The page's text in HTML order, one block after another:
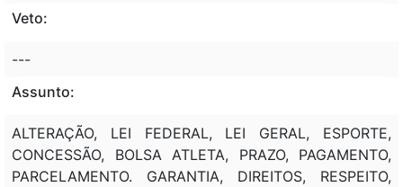
Veto:
---
Assunto:
ALTERAÇÃO, LEI FEDERAL, LEI GERAL, ESPORTE,
CONCESSÃO, BOLSA ATLETA, PRAZO, PAGAMENTO,
PARCELAMENTO. GARANTIA, DIREITOS, RESPEITO,